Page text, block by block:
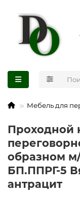
Мебель для
Проходной
образном
БП.ППРГ-5
антрацит